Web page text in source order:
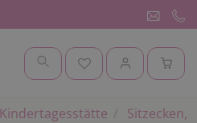
Kindertagesstätte Sitzecken,